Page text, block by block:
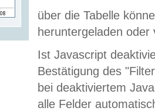
über die Tabelle
heruntergeladen oder
Ist Javascript
Bestätigung des
bei deaktiviertem
alle Felder